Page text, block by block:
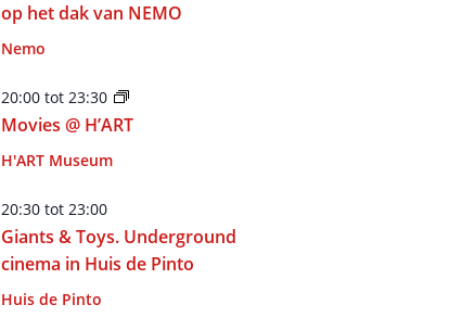
op het dak van NEMO
Nemo
20:00tot 23:30
Movies @ H’ART
H'ART Museum
20:30tot 23:00
Giants & Toys. Underground
cinema in Huis de Pinto
Huis de Pinto